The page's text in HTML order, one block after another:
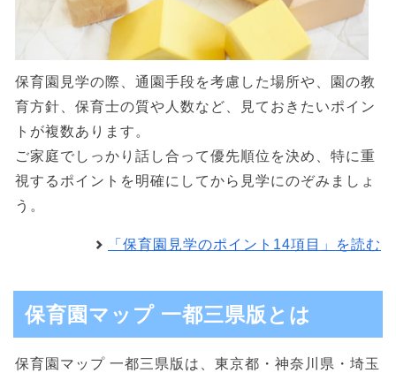
保育園見学の際、通園手段を考慮した場所や、園の教
育方針、保育士の質や人数など、見ておきたいポイン
トが複数あります。
ご家庭でしっかり話し合って優先順位を決め、特に重
視するポイントを明確にしてから見学にのぞみましょ
う。
「保育園見学のポイント14項目」を読む
保育園マップ 一都三県版とは
保育園マップ 一都三県版は、東京都・神奈川県・埼玉